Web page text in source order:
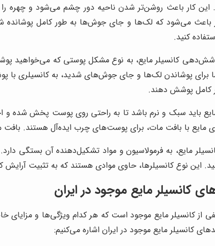
این کار باعث روشن‌تر شدن ناحیه دور چشم می‌شود و چهره
می‌شود که لک‌ها و جای جوش‌ها به طور کامل پوشانده
کنید.
کانسیلر مایع، به نوع مشکل پوستی که می‌خواهید
پوشاندن لک‌ها و جای جوش‌های شدید، به کانسیلری با
کامل پوشش دهند.
باید سبک و نرم باشد تا به راحتی روی پوست پخش شده
مایع با بافت مات، برای پوست‌های چرب ایده‌آل هستند.
مایع، به فرمولاسیون و مواد تشکیل‌دهنده آن بستگی
کنید. این نوع کانسیلرها، حاوی موادی هستند که به تثبیت
کانسیلر مایع موجود در ایران
از کانسیلر مایع موجود است که هر کدام ویژگی‌ها و
کانسیلر مایع موجود در ایران اشاره می‌کنیم: